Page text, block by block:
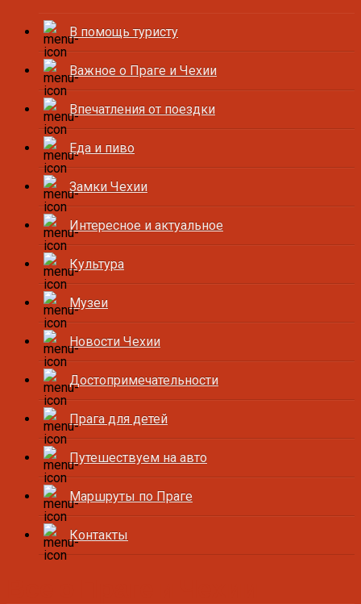
В помощь туристу
Важное о Праге и Чехии
Впечатления от поездки
Еда и пиво
Замки Чехии
Интересное и актуальное
Культура
Музеи
Новости Чехии
Достопримечательности
Прага для детей
Путешествуем на авто
Маршруты по Праге
Контакты